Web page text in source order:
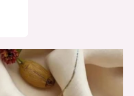
Ce
produit
a